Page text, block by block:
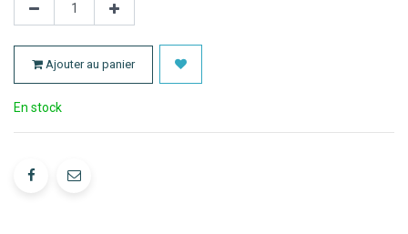
Ajouter au panier
En stock